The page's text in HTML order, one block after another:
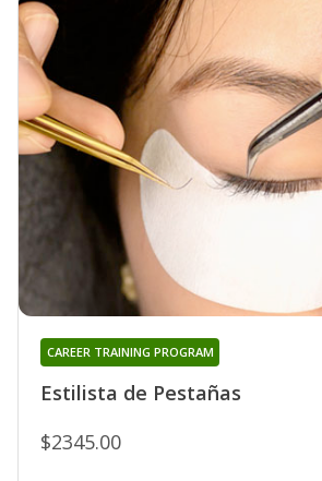
Estilista de Pestañas
CAREER TRAINING PROGRAM
$2345.00